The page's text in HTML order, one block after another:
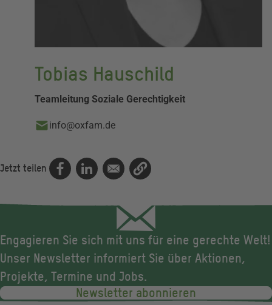
Tobias Hauschild
Teamleitung Soziale Gerechtigkeit
info@oxfam.de
Jetzt teilen
Engagieren Sie sich mit uns für eine gerechte Welt!
Unser Newsletter informiert Sie über Aktionen,
Projekte, Termine und Jobs.
Newsletter abonnieren